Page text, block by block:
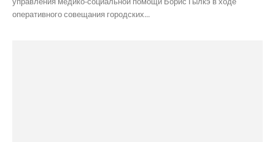
оперативного совещания городских...